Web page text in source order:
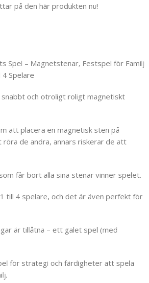
på den här produkten nu!
Spel – Magnetstenar, Festspel för Familj
Spelare
och otroligt roligt magnetiskt
att placera en magnetisk sten på
de andra, annars riskerar de att
får bort alla sina stenar vinner spelet.
till 4 spelare, och det är även perfekt för
är tillåtna – ett galet spel (med
för strategi och färdigheter att spela